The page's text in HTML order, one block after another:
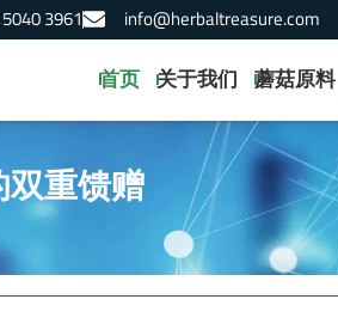
3961 info@herbaltreasure.com
首页 关于我们 蘑菇原料
重馈赠